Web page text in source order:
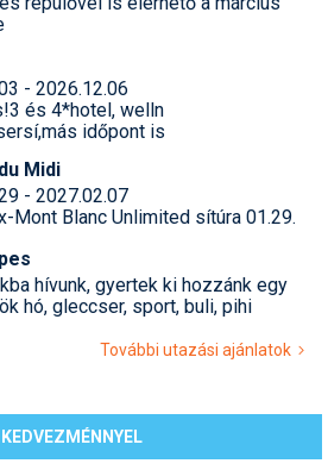
- 2026.12.06
és 4*hotel, welln
időpont is
Midi
- 2027.02.07
Mont Blanc Unlimited sítúra 01.29.
hívunk, gyertek ki hozzánk egy
hó, gleccser, sport, buli, pihi
További utazási ajánlatok